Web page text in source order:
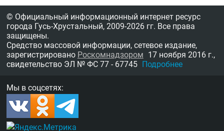
© Официальный информационный интернет ресурс
города Гусь-Хрустальный, 2009-2026 гг. Все права
защищены.
Средство массовой информации, сетевое издание,
зарегистрировано Роскомнадзором 17 ноября 2016 г.,
свидетельство ЭЛ № ФС 77 - 67745 Подробнее
Мы в соцсетях: